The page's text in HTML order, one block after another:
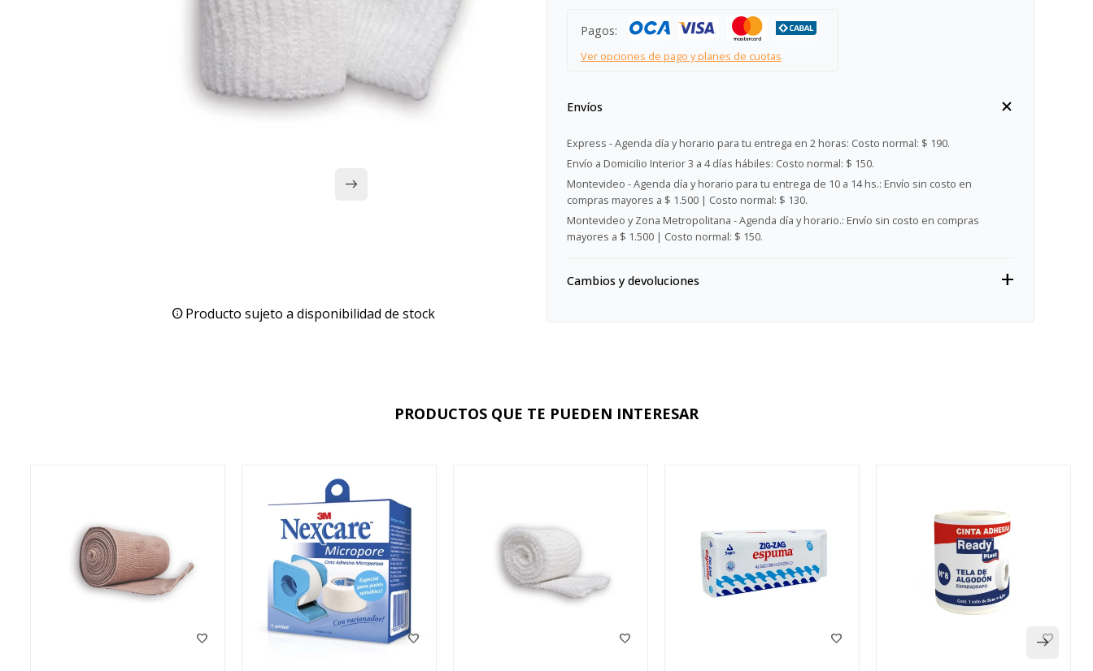
Producto sujeto a disponibilidad de stock
Pagos:
Ver opciones de pago y planes de cuotas
Envíos
Express - Agenda día y horario para tu entrega en 2 horas: Costo normal: $ 190.
Envío a Domicilio Interior 3 a 4 días hábiles: Costo normal: $ 150.
Montevideo - Agenda día y horario para tu entrega de 10 a 14 hs.: Envío sin costo en
compras mayores a $ 1.500 | Costo normal: $ 130.
Montevideo y Zona Metropolitana - Agenda día y horario.: Envío sin costo en compras
mayores a $ 1.500 | Costo normal: $ 150.
Cambios y devoluciones
PRODUCTOS QUE TE PUEDEN INTERESAR